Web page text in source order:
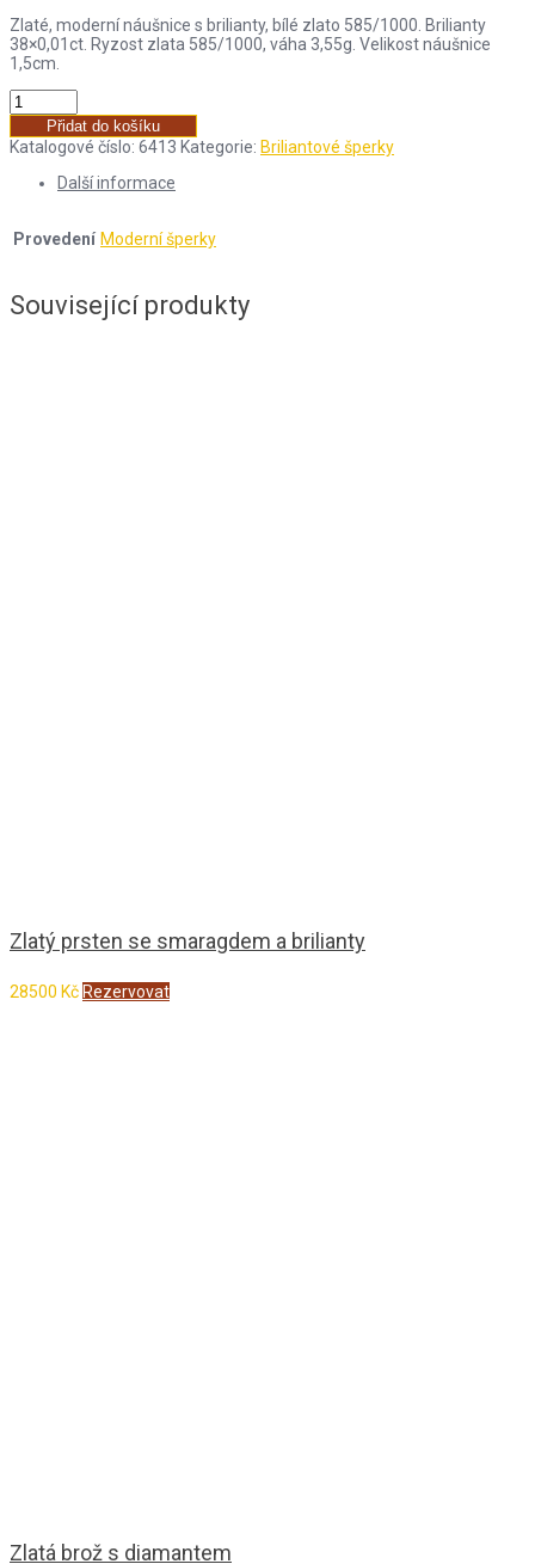
Zlaté, moderní náušnice s brilianty, bílé zlato 585/1000. Brilianty
38×0,01ct. Ryzost zlata 585/1000, váha 3,55g. Velikost náušnice
1,5cm.
Přidat do košíku
Katalogové číslo: 6413 Kategorie: Briliantové šperky
Další informace
Provedení Moderní šperky
Související produkty
Zlatý prsten se smaragdem a brilianty
28500 Kč Rezervovat
Zlatá brož s diamantem